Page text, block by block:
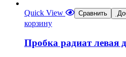
Quick View Сравнить
корзину
Пробка радиат левая